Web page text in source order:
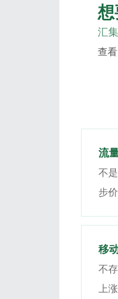
想
汇
查
流
不
步
移
不
上